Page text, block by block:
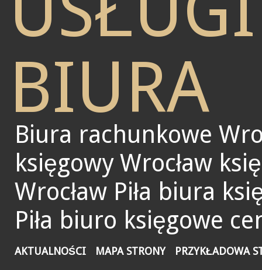
BIURA
Biura rachunkowe
księgowy Wrocław
Wrocław Piła biura
Piła biuro księgowe
AKTUALNOŚCI MAPA STRONY PRZYKŁADOWA